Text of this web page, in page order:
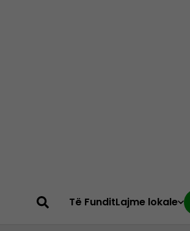
Të FunditLajme lokale